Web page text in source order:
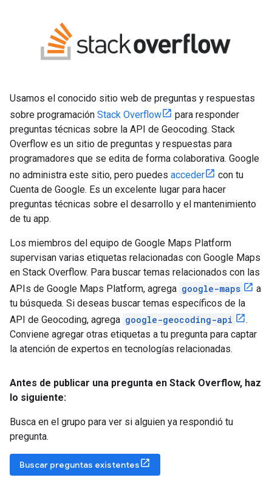
Usamos el conocido sitio web de preguntas y respuestas
sobre programación Stack Overflow
para responder
preguntas técnicas sobre la API de Geocoding. Stack
Overflow es un sitio de preguntas y respuestas para
programadores que se edita de forma colaborativa. Google
no administra este sitio, pero puedes acceder
con tu
Cuenta de Google. Es un excelente lugar para hacer
preguntas técnicas sobre el desarrollo y el mantenimiento
de tu app.
Los miembros del equipo de Google Maps Platform
supervisan varias etiquetas relacionadas con Google Maps
en Stack Overflow. Para buscar temas relacionados con las
APIs de Google Maps Platform, agrega google-maps
a
tu búsqueda. Si deseas buscar temas específicos de la
API de Geocoding, agrega google-geocoding-api
.
Conviene agregar otras etiquetas a tu pregunta para captar
la atención de expertos en tecnologías relacionadas.
Antes de publicar una pregunta en Stack Overflow, haz
lo siguiente:
Busca en el grupo para ver si alguien ya respondió tu
pregunta.
Buscar preguntas existentes